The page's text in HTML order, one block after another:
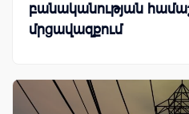
բանականության
մրցավազքում